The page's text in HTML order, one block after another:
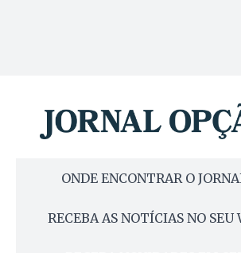
ONDE ENCONTRAR O
RECEBA AS NOTÍCIAS NO SEU